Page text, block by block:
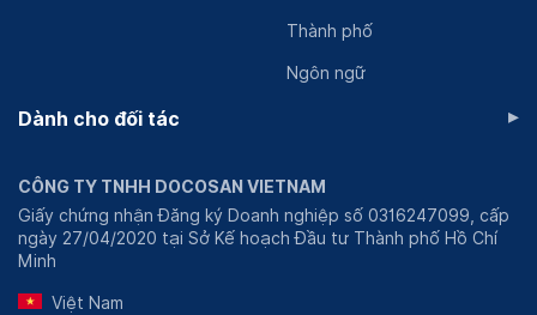
Thành phố
Ngôn ngữ
Dành cho đối tác ▸
CÔNG TY TNHH DOCOSAN VIETNAM
Giấy chứng nhận Đăng ký Doanh nghiệp số 0316247099, cấp
ngày 27/04/2020 tại Sở Kế hoạch Đầu tư Thành phố Hồ Chí
Minh
Việt Nam